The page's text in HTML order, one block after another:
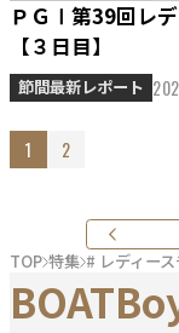
ＰＧⅠ第39回レ
【３日目】
節間最新レポート
1 2
TOP 特集 # レディー